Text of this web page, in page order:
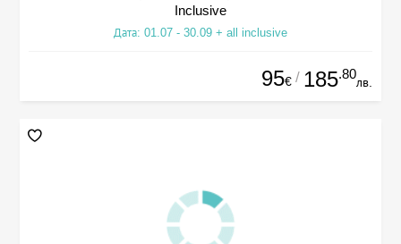
Inclusive
Дата: 01.07 - 30.09 + all inclusive
95€ / 185.80
лв.